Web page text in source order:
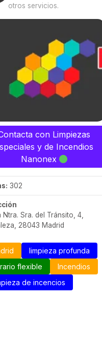
otros servicios.
con Limpiezas
y de Incendios
Nanonex
302
Ntra. Sra. del Tránsito, 4,
28043 Madrid
limpieza profunda
flexible
Incendios
de incencios